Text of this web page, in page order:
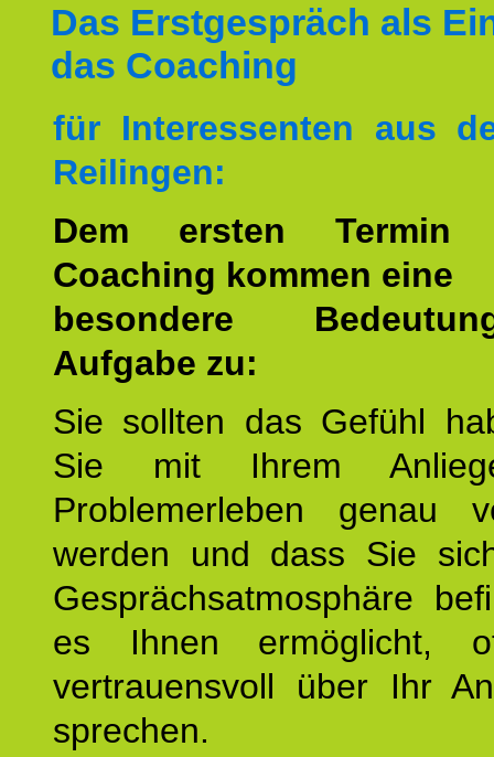
Das Erstgespräch als
das Coaching
für Interessenten aus
Reilingen:
Dem ersten
Coaching kommen eine
besondere
Aufgabe zu:
Sie sollten das Gefühl
Sie mit Ihrem
Problemerleben genau
werden und dass Sie
Gesprächsatmosphäre
es Ihnen ermöglicht,
vertrauensvoll über Ihr
sprechen.